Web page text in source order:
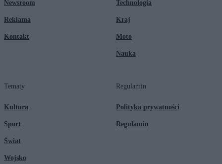
Newsroom
Reklama
Kontakt
Technologia
Kraj
Moto
Nauka
Tematy
Kultura
Sport
Świat
Wojsko
Regulamin
Polityka prywatności
Regulamin